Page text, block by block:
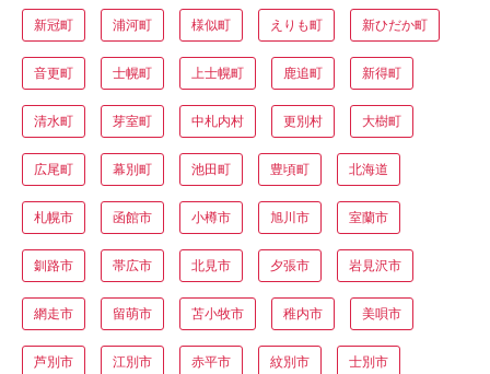
新冠町 浦河町 様似町 えりも町 新ひだか町
音更町 士幌町 上士幌町 鹿追町 新得町
清水町 芽室町 中札内村 更別村 大樹町
広尾町 幕別町 池田町 豊頃町 北海道
札幌市 函館市 小樽市 旭川市 室蘭市
釧路市 帯広市 北見市 夕張市 岩見沢市
網走市 留萌市 苫小牧市 稚内市 美唄市
芦別市 江別市 赤平市 紋別市 士別市